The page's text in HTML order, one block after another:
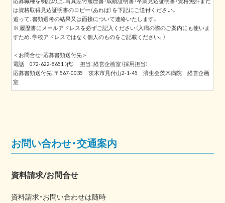
は資格取得見込証明書のコピー（あれば）を下記にご送付ください。
追って、書類選考の結果又は面接について連絡いたします。
※ 履歴書にメールアドレスを必ずご記入ください（入職の際のご案内にも使いま
すため、学校アドレスではなく個人のものをご記載ください。）
＜お問合せ・応募書類送付先＞
電話 072-622-8651（代） 担当：経営企画室（採用担当）
応募書類送付先：〒567-0035 茨木市見付山2-1-45 済生会茨木病院 経営企画
室
お問い合わせ・交通案内
資料請求/お問合せ
資料請求・お問い合わせは随時